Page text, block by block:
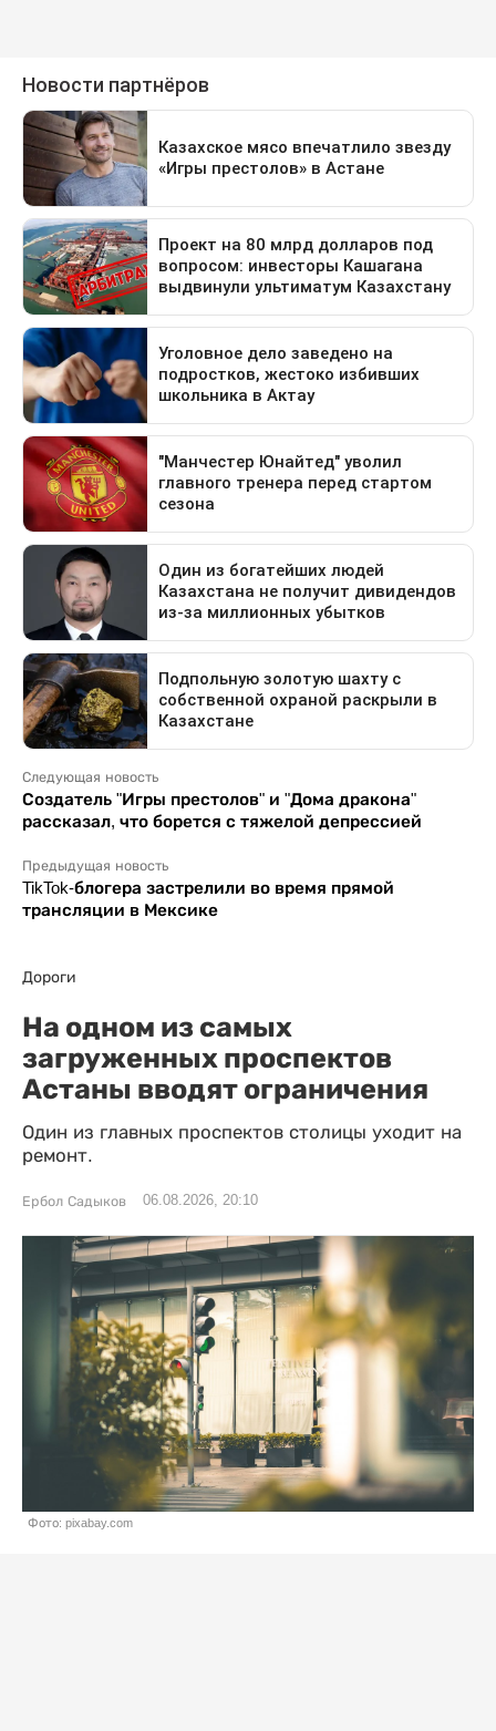
Следующая новость
Создатель "Игры престолов" и "Дома дракона"
рассказал, что борется с тяжелой депрессией
Предыдущая новость
TikTok-блогера застрелили во время прямой
трансляции в Мексике
Дороги
На одном из самых
загруженных проспектов
Астаны вводят ограничения
Один из главных проспектов столицы уходит на
ремонт.
Ербол Садыков 06.08.2026, 20:10
Фото: pixabay.com